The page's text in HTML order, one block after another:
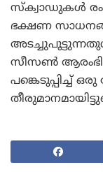
സ്ക്വാഡുകള്‍
ഭക്ഷണ
സീസണ്‍
പങ്കെടുപ്പിച്ച്